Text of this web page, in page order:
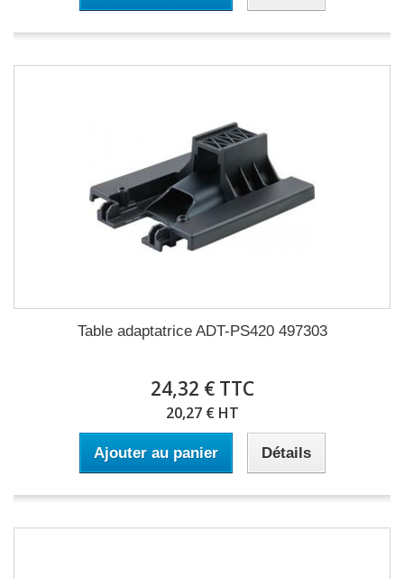
Table adaptatrice ADT-PS420 497303
24,32 € TTC
20,27 € HT
Ajouter au panier Détails